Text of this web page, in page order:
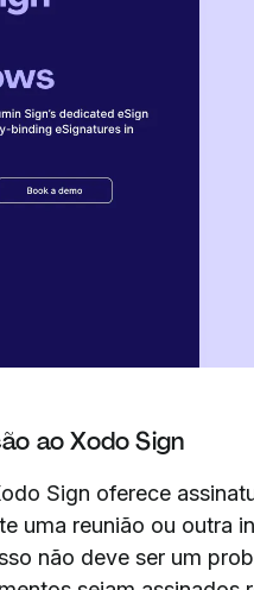
ao Xodo Sign
Sign oferece
uma reunião ou outra
não deve ser um